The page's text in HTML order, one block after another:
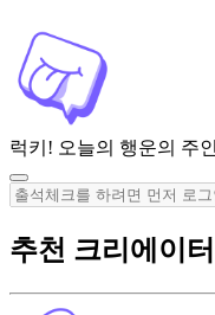
럭키! 오늘의 행운의 주
추천 크리에이터